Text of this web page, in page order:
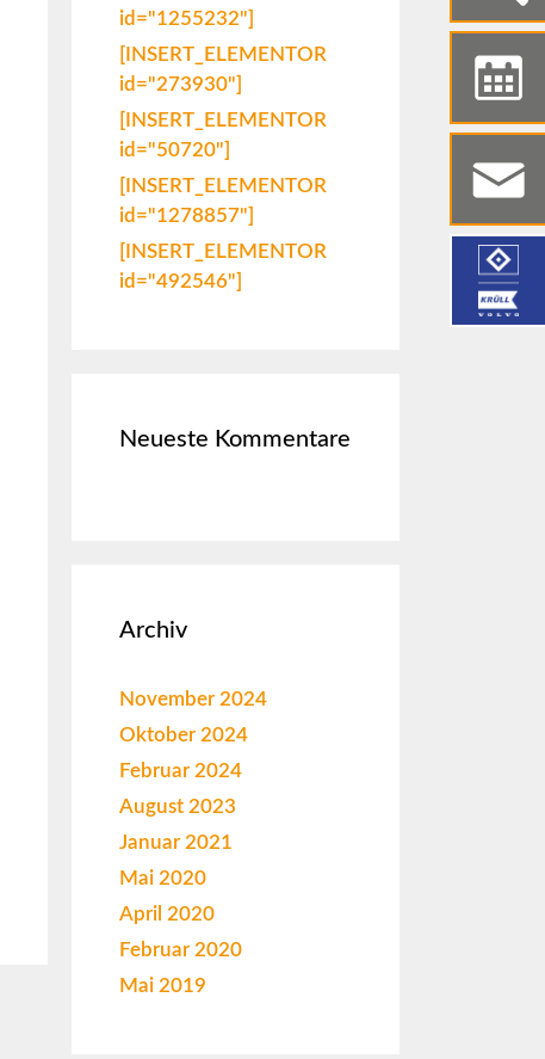
id="1255232"]
[INSERT_ELEMENTOR
id="273930"]
[INSERT_ELEMENTOR
id="50720"]
[INSERT_ELEMENTOR
id="1278857"]
[INSERT_ELEMENTOR
id="492546"]
Neueste Kommentare
Archiv
November 2024
Oktober 2024
Februar 2024
August 2023
Januar 2021
Mai 2020
April 2020
Februar 2020
Mai 2019